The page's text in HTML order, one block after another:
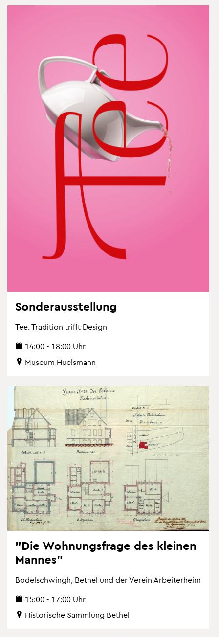
Son­der­aus­stel­lung
Tee. Tra­di­ti­on trifft De­sign
14:00 - 18:00 Uhr
Mu­se­um Hu­els­mann
"Die Woh­nungs­fra­ge des klei­nen
Man­nes"
Bo­del­schwingh, Be­thel und der Ver­ein Ar­bei­ter­heim
15:00 - 17:00 Uhr
His­to­ri­sche Samm­lung Be­thel